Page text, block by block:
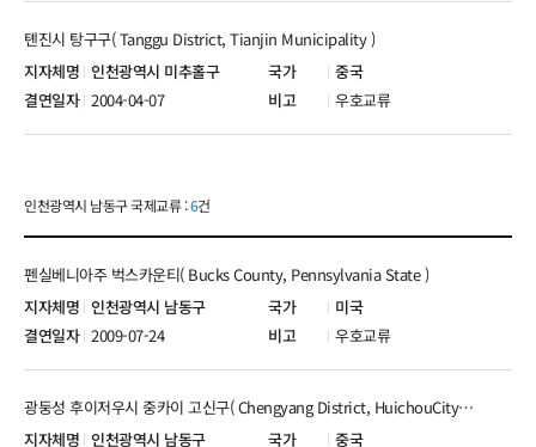
인천광역시 미추홀구 중국
톈진시 탕구구( Tanggu District, Tianjin Municipality )
2004-04-07 우호교류
인천광역시 남동구 국제교류 :6건
인천광역시 남동구 미국
펜실베니아주 벅스카운티( Bucks County, Pennsylvania State )
2009-07-24 우호교류
인천광역시 남동구 중국
광둥성 후이저우시 중카이 고신구( Chengyang District, HuichouCity， Guangdong Province )